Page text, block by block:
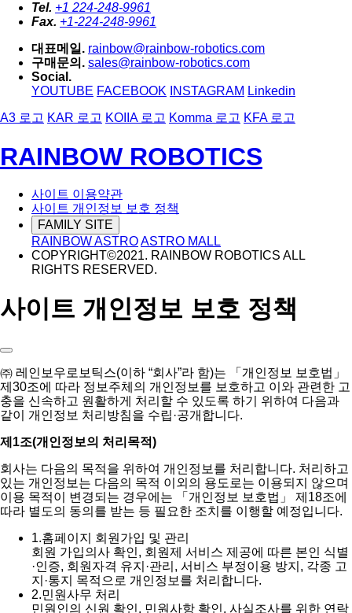
Tel. +1 224-248-9961
Fax. +1-224-248-9961
대표메일. rainbow@rainbow-robotics.com
구매문의. sales@rainbow-robotics.com
Social.
YOUTUBE FACEBOOK INSTAGRAM Linkedin
A3 로고 KAR 로고 KOIIA 로고 Komma 로고 KFA 로고
RAINBOW ROBOTICS
사이트 이용약관
사이트 개인정보 보호 정책
FAMILY SITE
RAINBOW ASTROASTRO MALL
COPYRIGHT©2021. RAINBOW ROBOTICS ALL
RIGHTS RESERVED.
사이트 개인정보 보호 정책
㈜ 레인보우로보틱스(이하 “회사”라 함)는 「개인정보 보호법」
제30조에 따라 정보주체의 개인정보를 보호하고 이와 관련한 고
충을 신속하고 원활하게 처리할 수 있도록 하기 위하여 다음과
같이 개인정보 처리방침을 수립·공개합니다.
제1조(개인정보의 처리목적)
회사는 다음의 목적을 위하여 개인정보를 처리합니다. 처리하고
있는 개인정보는 다음의 목적 이외의 용도로는 이용되지 않으며
이용 목적이 변경되는 경우에는 「개인정보 보호법」 제18조에
따라 별도의 동의를 받는 등 필요한 조치를 이행할 예정입니다.
1.홈페이지 회원가입 및 관리
회원 가입의사 확인, 회원제 서비스 제공에 따른 본인 식별
·인증, 회원자격 유지·관리, 서비스 부정이용 방지, 각종 고
지·통지 목적으로 개인정보를 처리합니다.
2.민원사무 처리
민원인의 신원 확인, 민원사항 확인, 사실조사를 위한 연락